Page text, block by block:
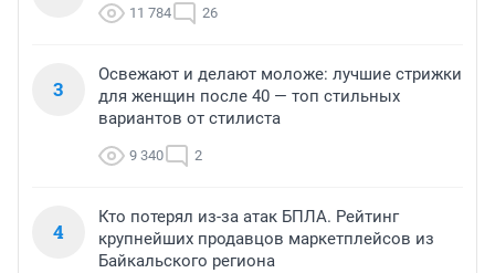
11 784 26
3
Освежают и делают моложе: лучшие стрижки
для женщин после 40 — топ стильных
вариантов от стилиста
9 340 2
4
Кто потерял из-за атак БПЛА. Рейтинг
крупнейших продавцов маркетплейсов из
Байкальского региона